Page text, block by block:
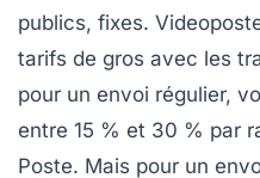
publics, fixes.
tarifs de gros avec les
pour un envoi régulier,
entre 15 % et 30 % par
Poste. Mais pour un